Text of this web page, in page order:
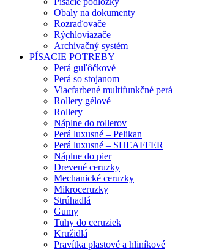
Obaly na dokumenty
Rozraďovače
Rýchloviazače
Archivačný systém
PÍSACIE POTREBY
Perá guľôčkové
Perá so stojanom
Viacfarbené multifunkčné perá
Rollery gélové
Rollery
Náplne do rollerov
Perá luxusné – Pelikan
Perá luxusné – SHEAFFER
Náplne do pier
Drevené ceruzky
Mechanické ceruzky
Mikroceruzky
Strúhadlá
Gumy
Tuhy do ceruziek
Kružidlá
Pravítka plastové a hliníkové